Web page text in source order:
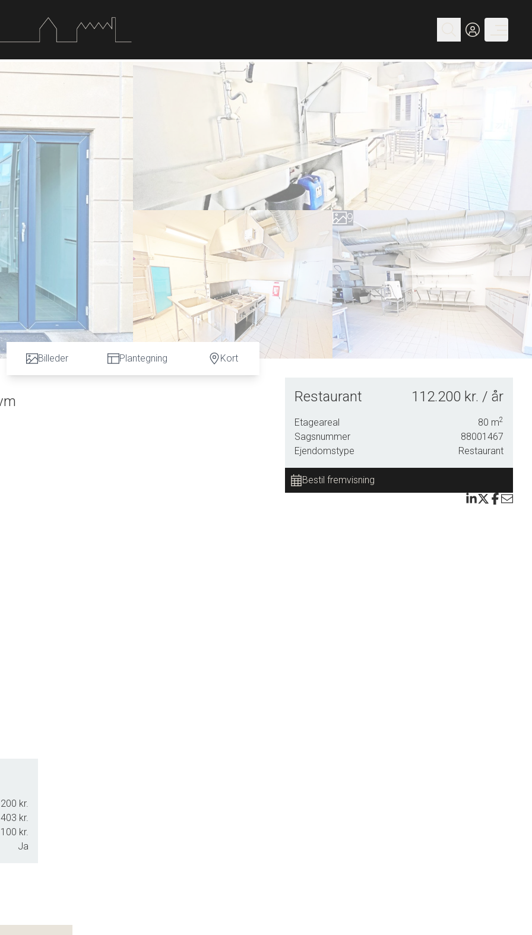
3
4
8
9
Billeder Plantegning Kort
Restaurant 112.200 kr. / år
Etageareal 80 m2
Sagsnummer
88001467
Ejendomstype
Restaurant
Bestil fremvisning
kr.
kr.
kr.
Ja